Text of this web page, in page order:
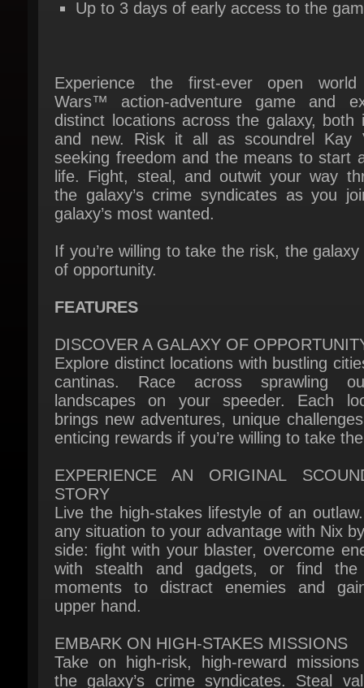
distinct locations across the galaxy, both
and new. Risk it all as scoundrel Kay
seeking freedom and the means to start a
life. Fight, steal, and outwit your way
the galaxy’s crime syndicates as you
galaxy’s most wanted.
If you’re willing to take the risk, the galaxy
of opportunity.
FEATURES
DISCOVER A GALAXY OF OPPORTUNITY
cantinas. Race across sprawling
landscapes on your speeder. Each
brings new adventures, unique
enticing rewards if you’re willing to take the
EXPERIENCE AN ORIGINAL
STORY
Live the high-stakes lifestyle of an outlaw.
any situation to your advantage with Nix by
side: fight with your blaster, overcome
with stealth and gadgets, or find the
moments to distract enemies and
upper hand.
EMBARK ON HIGH-STAKES MISSIONS
Take on high-risk, high-reward missions
goods, infiltrate secret locations, and
enemies as one of the galaxy’s most